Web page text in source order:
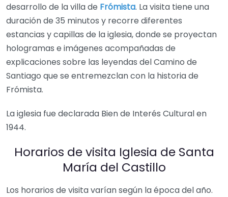
desarrollo de la villa de Frómista. La visita tiene una
duración de 35 minutos y recorre diferentes
estancias y capillas de la iglesia, donde se proyectan
hologramas e imágenes acompañadas de
explicaciones sobre las leyendas del Camino de
Santiago que se entremezclan con la historia de
Frómista.
La iglesia fue declarada Bien de Interés Cultural en
1944.
Horarios de visita Iglesia de Santa
María del Castillo
Los horarios de visita varían según la época del año.